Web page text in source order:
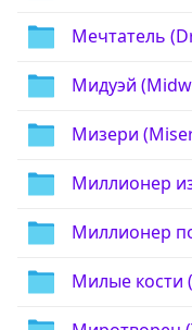
Мечтатель
Мидуэй
Мизери
Миллионер
Миллионер
Милые кости